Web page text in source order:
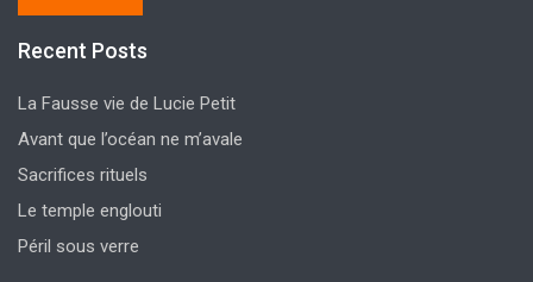
Recent Posts
La Fausse vie de Lucie Petit
Avant que l’océan ne m’avale
Sacrifices rituels
Le temple englouti
Péril sous verre